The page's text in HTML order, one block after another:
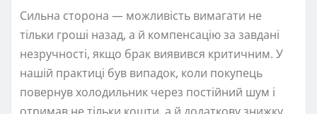
Сильна сторона — можливість вимагати не
тільки гроші назад, а й компенсацію за завдані
незручності, якщо брак виявився критичним. У
нашій практиці був випадок, коли покупець
повернув холодильник через постійний шум і